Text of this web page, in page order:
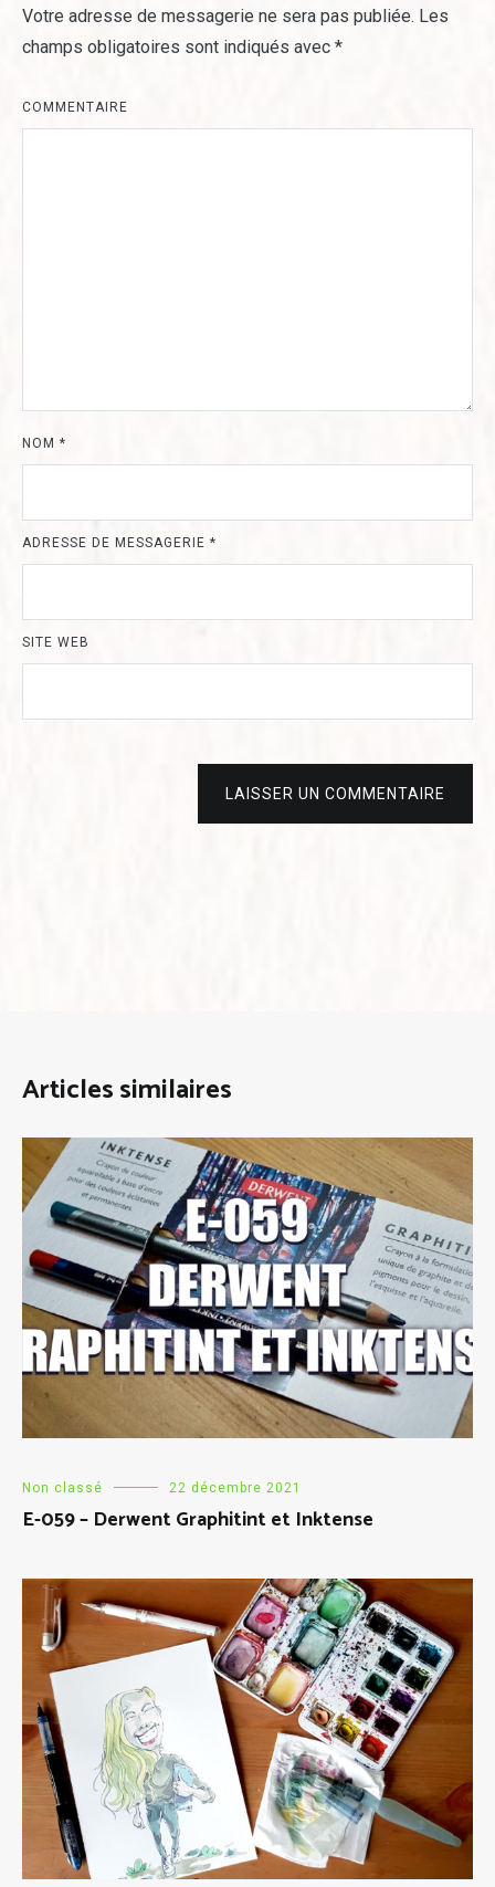
Votre adresse de messagerie ne sera pas publiée. Les
champs obligatoires sont indiqués avec *
COMMENTAIRE
NOM *
ADRESSE DE MESSAGERIE *
SITE WEB
LAISSER UN COMMENTAIRE
Articles similaires
Non classé 22 décembre 2021
E-059 – Derwent Graphitint et Inktense